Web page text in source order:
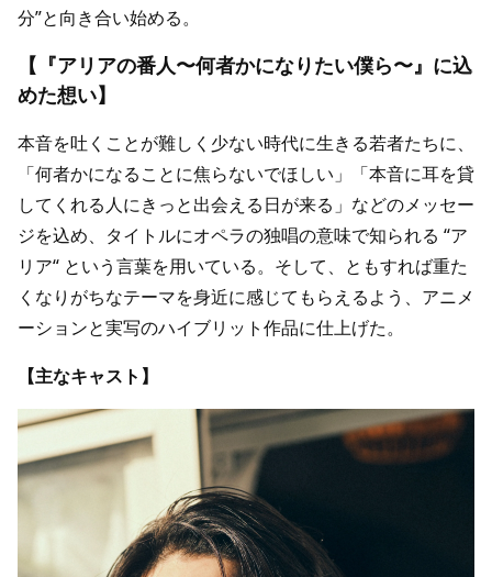
分”と向き合い始める。
【『アリアの番人〜何者かになりたい僕ら〜』に込
めた想い】
本音を吐くことが難しく少ない時代に生きる若者たちに、
「何者かになることに焦らないでほしい」「本音に耳を貸
してくれる人にきっと出会える日が来る」などのメッセー
ジを込め、タイトルにオペラの独唱の意味で知られる “ア
リア“ という言葉を用いている。そして、ともすれば重た
くなりがちなテーマを身近に感じてもらえるよう、アニメ
ーションと実写のハイブリット作品に仕上げた。
【主なキャスト】